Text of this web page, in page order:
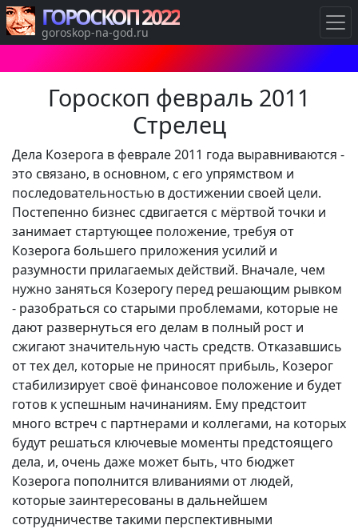
Гороскоп февраль 2011
Стрелец
Дела Козерога в феврале 2011 года выравниваются -
это связано, в основном, с его упрямством и
последовательностью в достижении своей цели.
Постепенно бизнес сдвигается с мёртвой точки и
занимает стартующее положение, требуя от
Козерога большего приложения усилий и
разумности прилагаемых действий. Вначале, чем
нужно заняться Козерогу перед решающим рывком
- разобраться со старыми проблемами, которые не
дают развернуться его делам в полный рост и
сжигают значительную часть средств. Отказавшись
от тех дел, которые не приносят прибыль, Козерог
стабилизирует своё финансовое положение и будет
готов к успешным начинаниям. Ему предстоит
много встреч с партнерами и коллегами, на которых
будут решаться ключевые моменты предстоящего
дела, и, очень даже может быть, что бюджет
Козерога пополнится вливаниями от людей,
которые заинтересованы в дальнейшем
сотрудничестве такими перспективными
ГОРОСКОП 2022
goroskop-na-god.ru